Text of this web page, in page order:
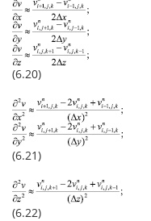
(6.20)
(6.21)
(6.22)